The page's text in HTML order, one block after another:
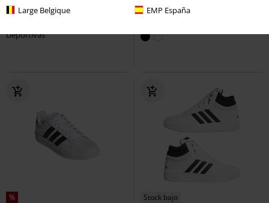
Large Belgique EMP España
Metamorphosis Distressed
Deportivas
BARREDA MARY JANES
% Stock bajo